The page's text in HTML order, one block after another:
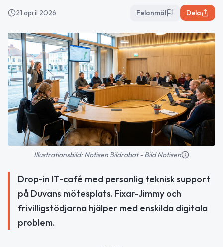
21 april 2026 Felanmäl Dela
Illustrationsbild: Notisen Bildrobot - Bild Notisen
Drop-in IT-café med personlig teknisk support
på Duvans mötesplats. Fixar-Jimmy och
frivilligstödjarna hjälper med enskilda digitala
problem.